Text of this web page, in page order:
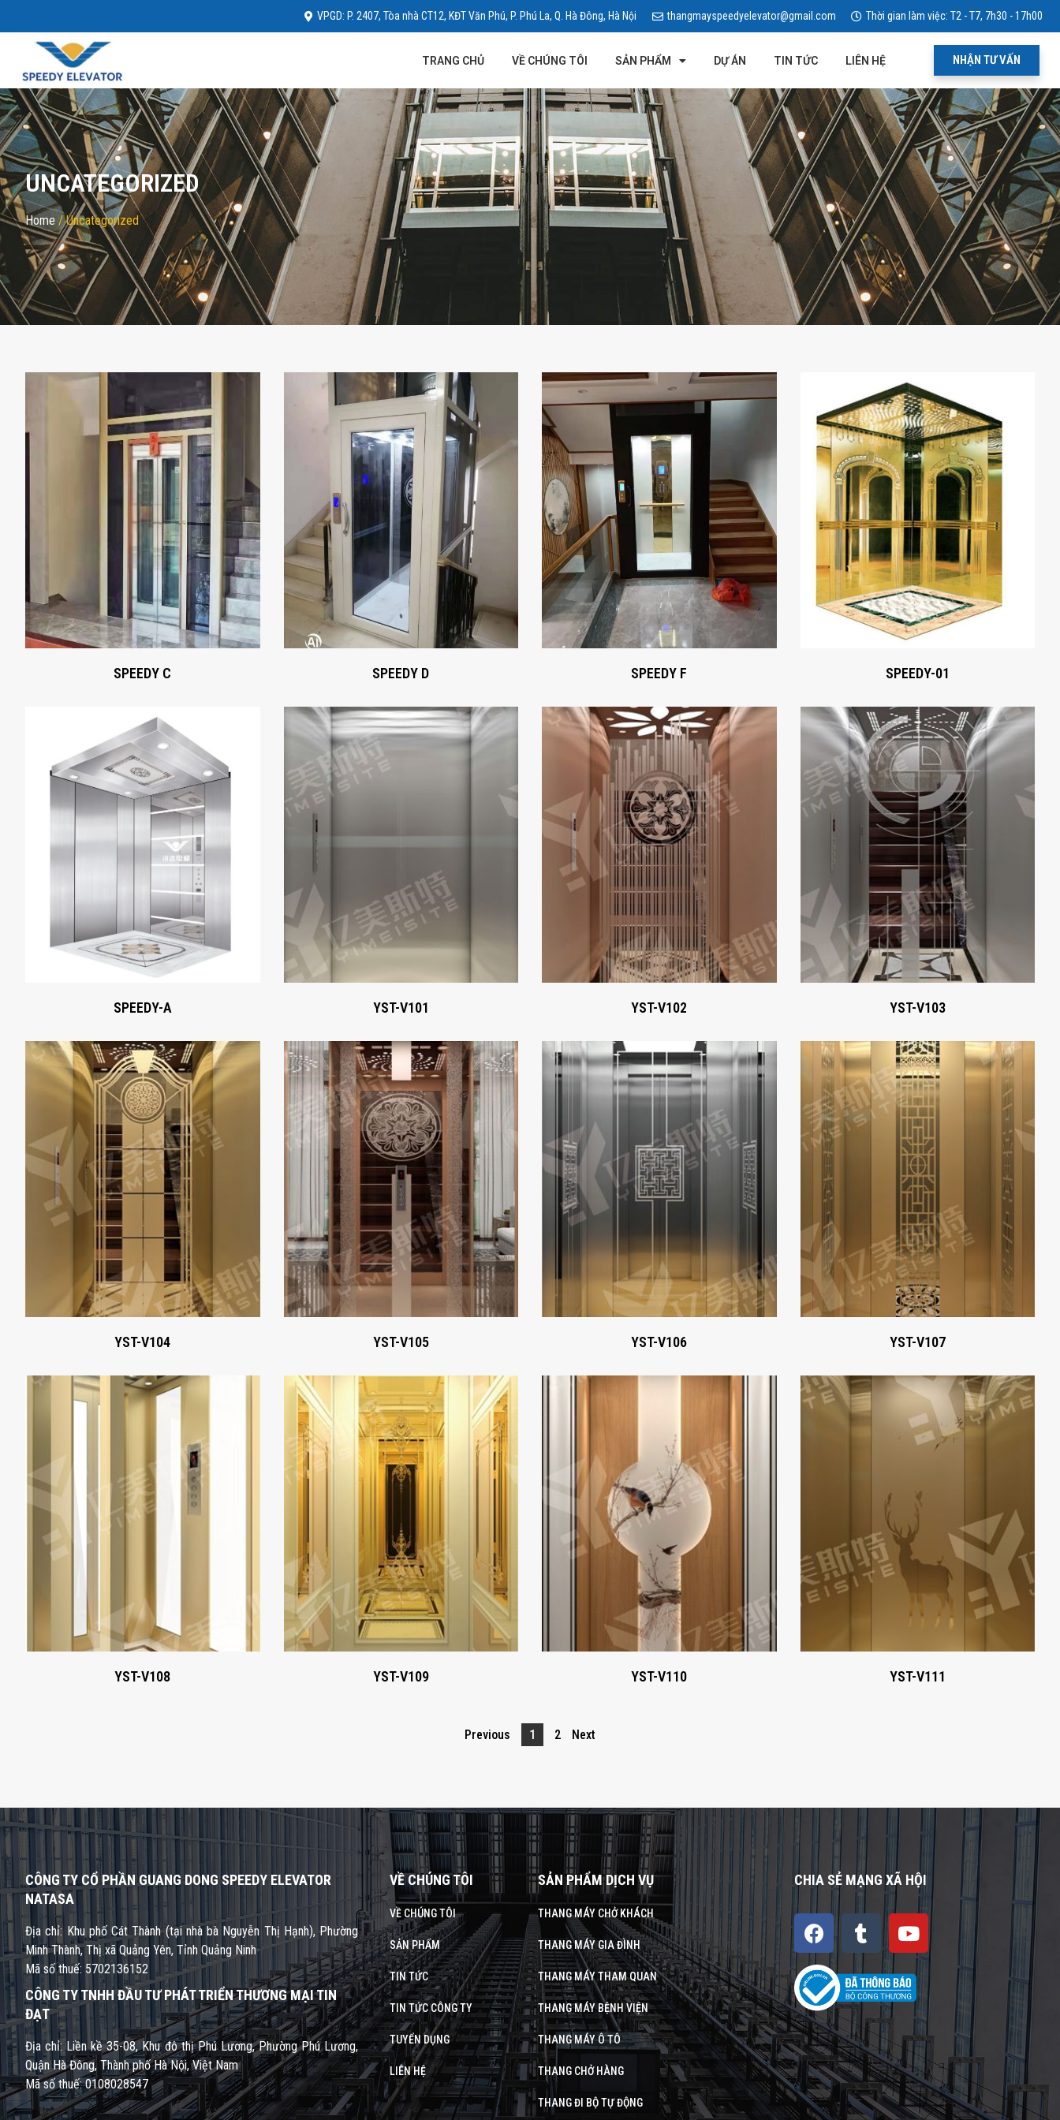
VPGD: P. 2407, Tòa nhà CT12, KĐT Văn Phú, P. Phú La, Q. Hà Đông, Hà Nội thangmayspeedyelevator@gmail.com Thời gian làm việc: T2 - T7, 7h30 - 17h00
TRANG CHỦ VỀ CHÚNG TÔI SẢN PHẨM DỰ ÁN TIN TỨC LIÊN HỆ NHẬN TƯ VẤN
UNCATEGORIZED
Home / Uncategorized
SPEEDY C
Xem ngay
SPEEDY C
SPEEDY D
Xem ngay
SPEEDY D
SPEEDY F
Xem ngay
SPEEDY F
SPEEDY-01
Xem ngay
SPEEDY-01
SPEEDY-A
SPEEDY-A YST-V101
YST-V102
Xem ngay
YST-V102
YST-V103
YST-V103
YST-V104
Xem ngay
YST-V104
YST-V105
Xem ngay
YST-V105
YST-V106
Xem ngay
YST-V106
YST-V107
Xem ngay
YST-V107
YST-V108
YST-V108
Xem ngay
YST-V109
YST-V110
YST-V110
YST-V111
Xem ngay
YST-V111
Previous 1 2 Next
CÔNG TY CỔ PHẦN GUANG DONG SPEEDY ELEVATOR
NATASA
Địa chỉ: Khu phố Cát Thành (tại nhà bà Nguyễn Thị Hạnh), Phường
Minh Thành, Thị xã Quảng Yên, Tỉnh Quảng Ninh
Mã số thuế: 5702136152
CÔNG TY TNHH ĐẦU TƯ PHÁT TRIỂN THƯƠNG MẠI TIN
ĐẠT
Địa chỉ: Liền kề 35-08, Khu đô thị Phú Lương, Phường Phú Lương,
Quận Hà Đông, Thành phố Hà Nội, Việt Nam
Mã số thuế: 0108028547
VỀ CHÚNG TÔI
VỀ CHÚNG TÔI
SẢN PHẨM
TIN TỨC
TIN TỨC CÔNG TY
TUYỂN DỤNG
LIÊN HỆ
SẢN PHẨM DỊCH VỤ
THANG MÁY CHỞ KHÁCH
THANG MÁY GIA ĐÌNH
THANG MÁY THAM QUAN
THANG MÁY BỆNH VIỆN
THANG MÁY Ô TÔ
THANG CHỞ HÀNG
THANG ĐI BỘ TỰ ĐỘNG
CHIA SẺ MẠNG XÃ HỘI